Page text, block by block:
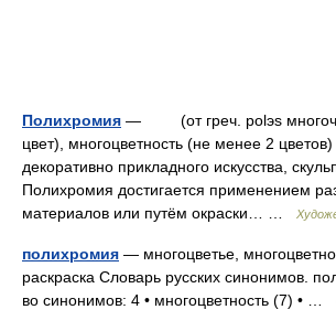
Полихромия — (от греч. polэs
цвет), многоцветность (не менее 2
декоративно прикладного искусства,
Полихромия достигается применением
материалов или путём окраски… …
полихромия — многоцветье,
раскраска Словарь русских синонимов.
во синонимов: 4 • многоцветность (7) • …